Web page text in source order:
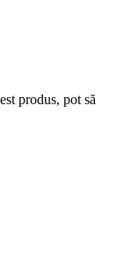
produs, pot să